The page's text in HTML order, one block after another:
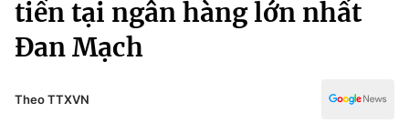
Xã hội
Pháp luật
Truyền hình
Văn hóa - Giải trí
tiền tại ngân hàng lớn nhất
Đan Mạch
Theo TTXVN